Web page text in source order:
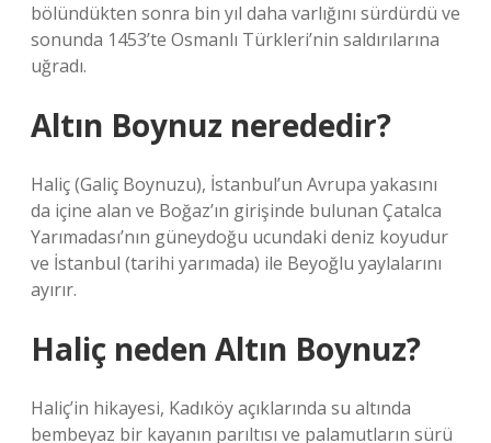
bölündükten sonra bin yıl daha varlığını sürdürdü ve
sonunda 1453’te Osmanlı Türkleri’nin saldırılarına
uğradı.
Altın Boynuz nerededir?
Haliç (Galiç Boynuzu), İstanbul’un Avrupa yakasını
da içine alan ve Boğaz’ın girişinde bulunan Çatalca
Yarımadası’nın güneydoğu ucundaki deniz koyudur
ve İstanbul (tarihi yarımada) ile Beyoğlu yaylalarını
ayırır.
Haliç neden Altın Boynuz?
Haliç’in hikayesi, Kadıköy açıklarında su altında
bembeyaz bir kayanın parıltısı ve palamutların sürü